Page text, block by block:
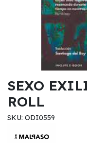
SEXO
ROLL
SKU: ODI0559